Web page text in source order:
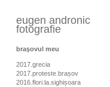
eugen andronic
fotografie
braşovul meu
2017.grecia
2017.proteste.brașov
2016.flori.la.sighișoara